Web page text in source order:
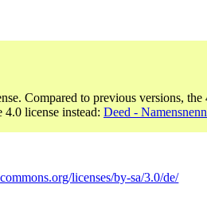
Compared to previous versions,
license instead: Deed -
licenses/by-sa/3.0/de/